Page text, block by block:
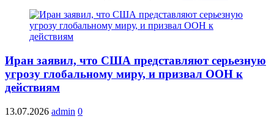
Иран заявил, что США представляют серьезную
угрозу глобальному миру, и призвал ООН к
действиям
13.07.2026 admin 0